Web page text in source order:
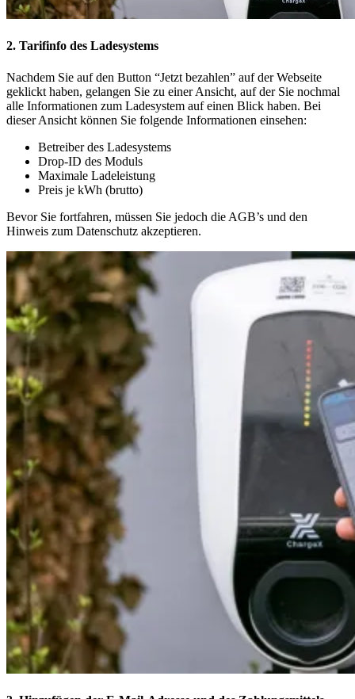
2. Tarifinfo des Ladesystems
Nachdem Sie auf den Button “Jetzt bezahlen” auf der Webseite
geklickt haben, gelangen Sie zu einer Ansicht, auf der Sie nochmal
alle Informationen zum Ladesystem auf einen Blick haben. Bei
dieser Ansicht können Sie folgende Informationen einsehen:
Betreiber des Ladesystems
Drop-ID des Moduls
Maximale Ladeleistung
Preis je kWh (brutto)
Bevor Sie fortfahren, müssen Sie jedoch die AGB’s und den
Hinweis zum Datenschutz akzeptieren.